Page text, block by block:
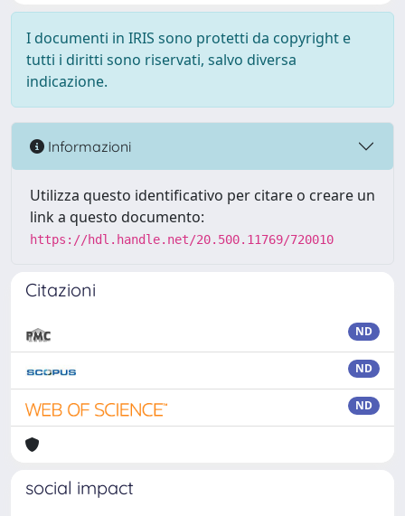
I documenti in IRIS sono protetti da copyright e
tutti i diritti sono riservati, salvo diversa
indicazione.
Informazioni
Utilizza questo identificativo per citare o creare un
link a questo documento:
https://hdl.handle.net/20.500.11769/720010
Citazioni
ND
ND
ND
social impact